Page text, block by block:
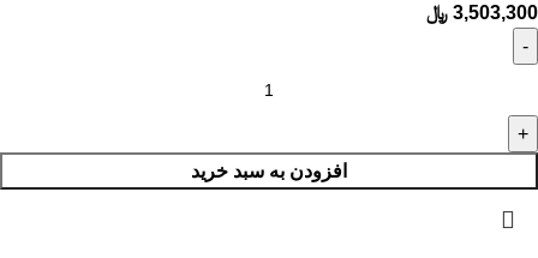
3,503,300 ﷼
افزودن به سبد خرید